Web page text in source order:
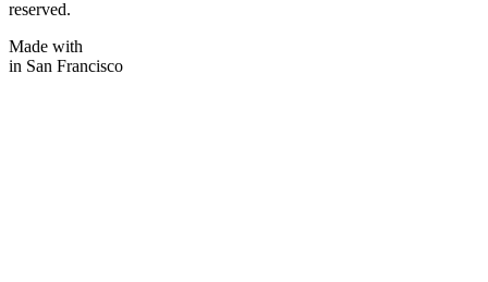
reserved.
Made with
in San Francisco